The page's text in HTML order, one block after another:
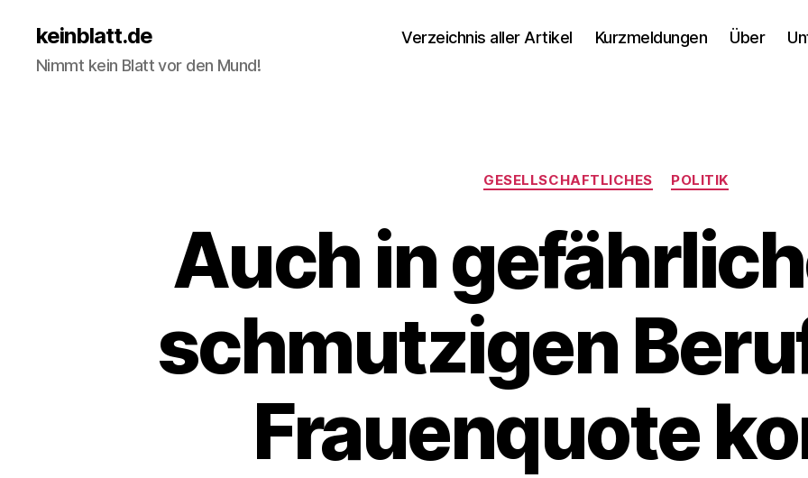
keinblatt.de
Nimmt kein Blatt vor den Mund!
Verzeichnis aller Artikel Kurzmeldungen Über
Kategorien
GESELLSCHAFTLICHES POLITIK
Auch in
schmutzigen
Frauenquote